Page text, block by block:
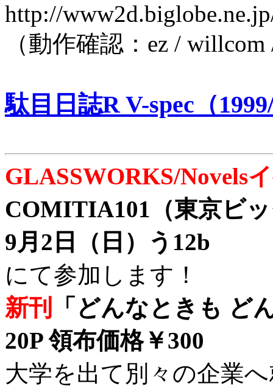
http://
（動作確認：ez /
駄目日誌R V-spec（
GLASSWORKS/Novels
COMITIA101（東京ビ
9月2日（日）う12b
にて参加します！
新刊
「どんなときも ど
20P 領布価格￥300
大学を出て別々の企業